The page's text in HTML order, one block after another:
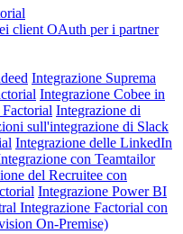
client OAuth per i partner
Integrazione Suprema
Integrazione Cobee in
Integrazione di
sull'integrazione di Slack
Integrazione delle LinkedIn
con Teamtailor
del Recruitee con
Integrazione Power BI
Integrazione Factorial con
On-Premise)